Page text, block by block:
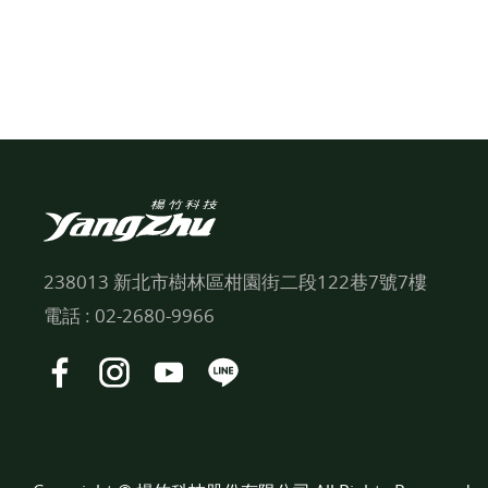
238013 新北市樹林區柑園街二段122巷7號7樓
電話 : 02-2680-9966